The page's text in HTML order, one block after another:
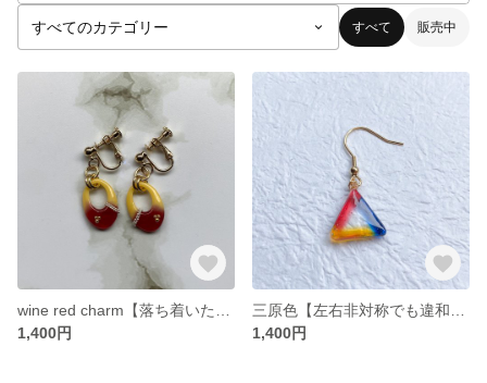
すべて 販売中
1,400円
1,400円